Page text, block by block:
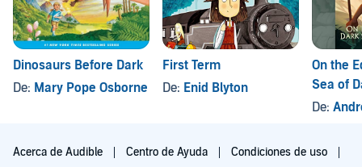
Dinosaurs Before Dark
De: Mary Pope Osborne
First Term
De: Enid Blyton
On the
Sea of
De:
Acerca de Audible Centro de Ayuda Condiciones de uso